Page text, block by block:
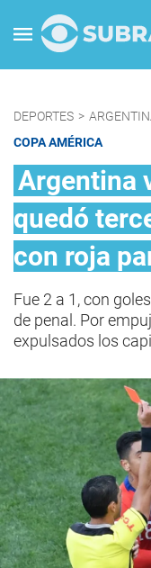
DEPORTES >
COPA AMÉRICA
Argentina
quedó
con roja
Fue 2 a 1, con
de penal. Por
expulsados los